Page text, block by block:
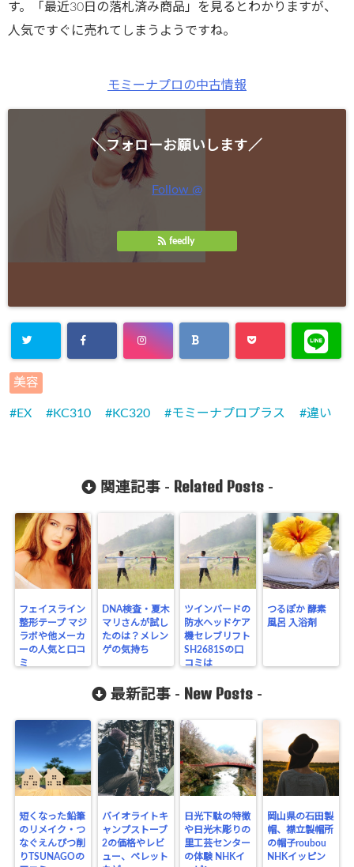
す。「最近30日の落札済み商品」を見るとわかりますが、
人気ですぐに売れてしまうようですね。
モミーナプロの中古情報
＼フォローお願いします／
Follow @
feedly
美容
EX KC310 KC320 モミーナプロプラス 違い
関連記事 - Related Posts-
フェイスライン
整形テープ マジ
ラボや他メーカ
ーの人気と口コ
ミ
DNA検査・夏木
マリさんが試し
たのは？メレン
ゲの気持ち
ツインバードの
防水ヘッドケア
機セレブリフト
SH2681Sの口
コミは
つるぽか 酵素
風呂 入浴剤
最新記事 - New Posts -
短くなった鉛筆
のリメイク・つ
なぐえんぴつ削
りTSUNAGOの
バイオライトキ
ャンプストーブ
2の価格やレビ
ュー、ペレット
日光下駄の特徴
や日光木彫りの
里工芸センター
の体験 NHKイ
岡山県の石田製
帽、襟立製帽所
の帽子roubou
NHKイッピン